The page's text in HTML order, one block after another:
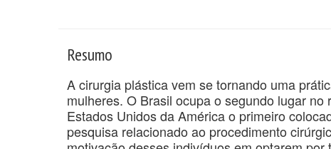
Resumo
A cirurgia plástica vem se tornando uma
mulheres. O Brasil ocupa o segundo lugar
Estados Unidos da América o primeiro
pesquisa relacionado ao procedimento